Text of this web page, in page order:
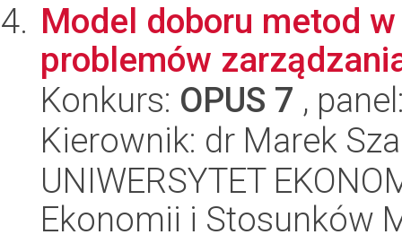
Model doboru metod
problemów
Konkurs: OPUS 7 ,
Kierownik: dr Marek
UNIWERSYTET
Ekonomii i Stosunków